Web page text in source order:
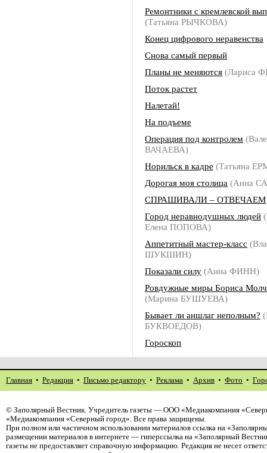
Ремонтники с кремлевской
(Татьяна РЫЧКОВА)
Конец цифрового неравенства
Снова самый первый
Планы не меняются (Лариса
Поток растет
Налетай!
На подъеме
Операция под контролем
ВАЧАЕВА)
Норильск в кадре (Татьяна
Дорогая моя столица (Анна
СПРАШИВАЛИ – ОТВЕЧАЕМ
Город неравнодушных людей
Елена ПОПОВА)
Аппетитный мастер-класс
ШУКШИН)
Показали силу (Анна ФИНН)
Ровдужные миры Бориса
(Марина БУШУЕВА)
Бывает ли аншлаг неполным?
БУКВОЕДОВ)
Гороскоп
Главная • Редакция • Письмо редактору • Реклама • Архив • Фото •
© Заполярный Вестник. Учредитель газеты — ООО «Медиакомпания
«Медиакомпания «Северный город». Все права защищены.
При полном или частичном использовании материалов ссылка на
размещении материалов в интернете — гиперссылка на «Заполярный
газеты не предоставляет справочную информацию. Редакция не несет